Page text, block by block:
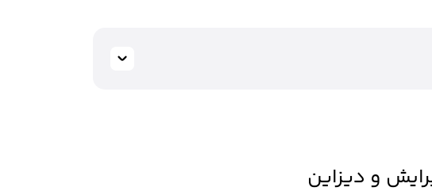
و دیزاین